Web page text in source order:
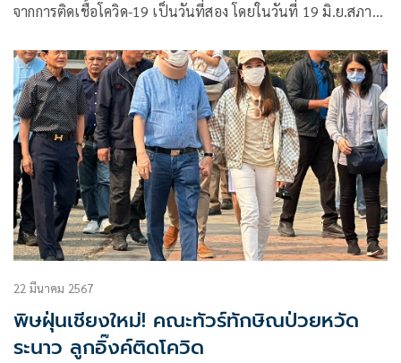
จากการติดเชื้อโควิด-19 เป็นวันที่สอง โดยในวันที่ 19 มิ.ย.สภาผู้
ประมาณรายจ่ายประจำปีงบประมาณ
22 มีนาคม 2567
พิษฝุ่นเชียงใหม่! คณะทัวร์ทักษิณป่วยหวัด
ระนาว ลูกอิ๊งค์ติดโควิด